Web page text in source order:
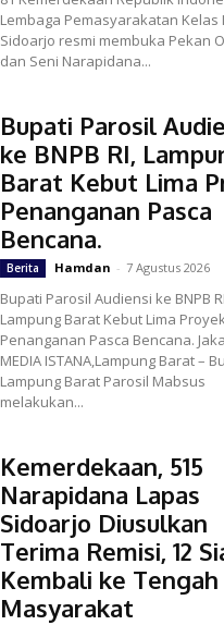
Lembaga Pemasyarakatan Kelas
Sidoarjo resmi membuka Pekan
dan Seni Narapidana...
Bupati Parosil
ke BNPB RI,
Barat Kebut Lima
Penanganan Pasca
Bencana.
Berita Hamdan - 7 Agustus 2026
Bupati Parosil Audiensi ke BNPB
Lampung Barat Kebut Lima
Penanganan Pasca Bencana. Jakarta -
MEDIA ISTANA,Lampung Barat –
Lampung Barat Parosil Mabsus
melakukan...
Kemerdekaan, 515
Narapidana Lapas
Sidoarjo Diusulkan
Terima Remisi, 12
Kembali ke Tengah
Masyarakat